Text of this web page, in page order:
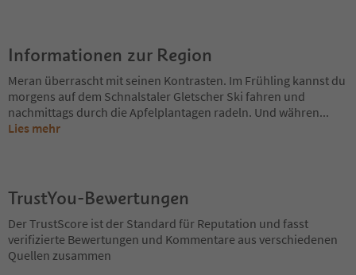
Informationen zur Region
Meran überrascht mit seinen Kontrasten. Im Frühling kannst du
morgens auf dem Schnalstaler Gletscher Ski fahren und
nachmittags durch die Apfelplantagen radeln. Und währen...
Lies mehr
TrustYou-Bewertungen
Der TrustScore ist der Standard für Reputation und fasst
verifizierte Bewertungen und Kommentare aus verschiedenen
Quellen zusammen